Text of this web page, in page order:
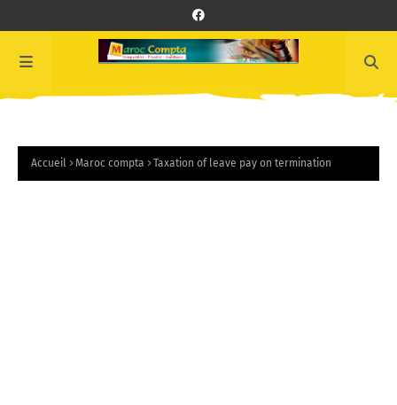
Accueil Maroc compta Taxation of leave pay on termination